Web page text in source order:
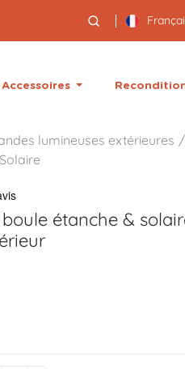
Accessoires
lumineuses extérieures
étanche &